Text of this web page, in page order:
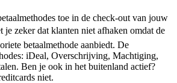
toe in de check-out van jouw
zeker dat klanten niet afhaken omdat de
betaalmethode aanbiedt. De
iDeal, Overschrijving, Machtiging,
Ben je ook in het buitenland actief?
niet.